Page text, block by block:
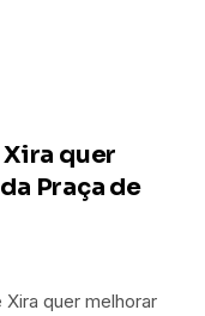
Xira quer
Praça de
quer melhorar